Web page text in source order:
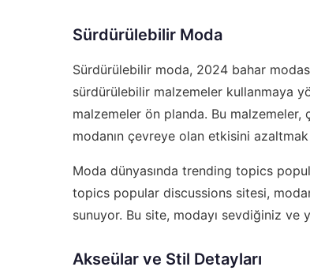
Sürdürülebilir Moda
Sürdürülebilir moda, 2024 bahar
sürdürülebilir malzemeler kullanmaya
malzemeler ön planda. Bu malzemeler,
modanın çevreye olan etkisini
Moda dünyasında trending topics
topics popular discussions sitesi,
sunuyor. Bu site, modayı sevdiğiniz
Akseülar ve Stil Detayları